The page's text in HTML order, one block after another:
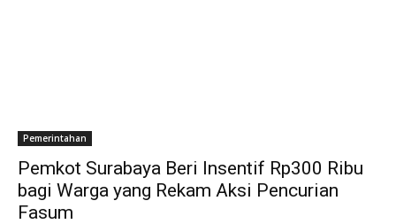
Pemerintahan
Pemkot Surabaya Beri Insentif Rp300 Ribu
bagi Warga yang Rekam Aksi Pencurian
Fasum